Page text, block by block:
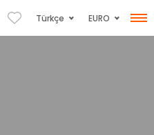
Türkçe EURO